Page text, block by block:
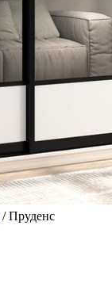
/ Пруденс